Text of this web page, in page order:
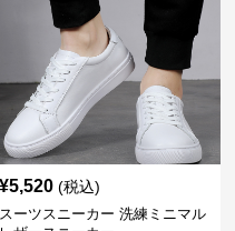
¥5,520 (税込)
スーツスニーカー 洗練ミニマル